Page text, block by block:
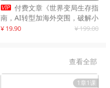
 付费文章《世界变局生存指
南，AI转型加海外突围，破解小
城市生存陷阱》
¥ 19.90 ¥ 199.00
查看全部
1章1课